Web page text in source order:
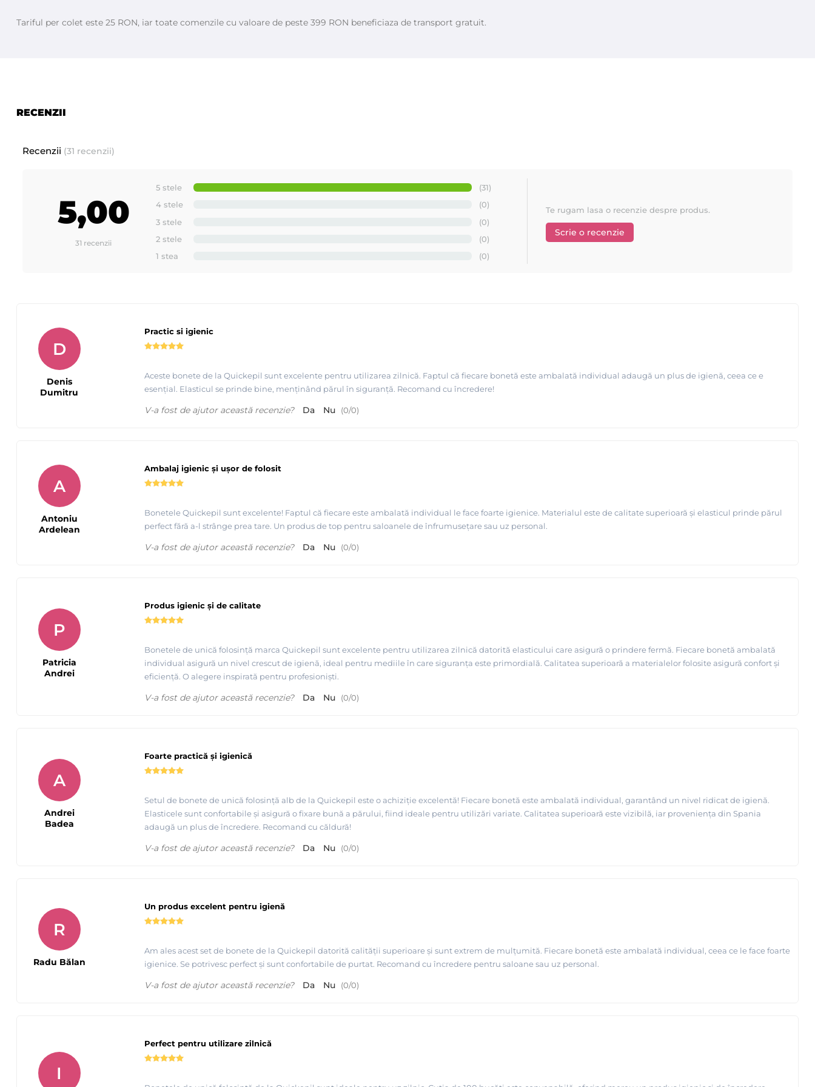
Tariful per colet este 25 RON, iar toate comenzile cu valoare de peste 399 RON beneficiaza de transport gratuit.
RECENZII
Recenzii (31 recenzii)
5,00
31 recenzii
5 stele
(31)
4 stele
(0)
3 stele
(0)
2 stele
(0)
1 stea
(0)
Te rugam lasa o recenzie despre produs.
Scrie o recenzie
Practic si igienic
Aceste bonete de la Quickepil sunt excelente pentru utilizarea zilnică. Faptul că fiecare bonetă este ambalată individual adaugă un plus de igienă, ceea ce e
esențial. Elasticul se prinde bine, menținând părul în siguranță. Recomand cu încredere!
D
Denis
Dumitru
V-a fost de ajutor această recenzie?
Da Nu (0/0)
Ambalaj igienic și ușor de folosit
Bonetele Quickepil sunt excelente! Faptul că fiecare este ambalată individual le face foarte igienice. Materialul este de calitate superioară și elasticul prinde părul
perfect fără a-l strânge prea tare. Un produs de top pentru saloanele de înfrumusețare sau uz personal.
A
Antoniu
Ardelean
V-a fost de ajutor această recenzie?
Da Nu (0/0)
Produs igienic și de calitate
Bonetele de unică folosință marca Quickepil sunt excelente pentru utilizarea zilnică datorită elasticului care asigură o prindere fermă. Fiecare bonetă ambalată
individual asigură un nivel crescut de igienă, ideal pentru mediile în care siguranța este primordială. Calitatea superioară a materialelor folosite asigură confort și
eficiență. O alegere inspirată pentru profesioniști.
P
Patricia
Andrei
V-a fost de ajutor această recenzie? Da Nu (0/0)
Foarte practică și igienică
Setul de bonete de unică folosință alb de la Quickepil este o achiziție excelentă! Fiecare bonetă este ambalată individual, garantând un nivel ridicat de igienă.
Elasticele sunt confortabile și asigură o fixare bună a părului, fiind ideale pentru utilizări variate. Calitatea superioară este vizibilă, iar proveniența din Spania
adaugă un plus de încredere. Recomand cu căldură!
A
Andrei
Badea
V-a fost de ajutor această recenzie? Da Nu (0/0)
Un produs excelent pentru igienă
Am ales acest set de bonete de la Quickepil datorită calității superioare și sunt extrem de mulțumită. Fiecare bonetă este ambalată individual, ceea ce le face foarte
igienice. Se potrivesc perfect și sunt confortabile de purtat. Recomand cu încredere pentru saloane sau uz personal.
R
Radu Bălan
V-a fost de ajutor această recenzie? Da Nu (0/0)
Perfect pentru utilizare zilnică
I